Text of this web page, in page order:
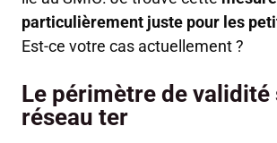
particulièrement juste pour les
Est-ce votre cas actuellement ?
Le périmètre de validité
réseau ter